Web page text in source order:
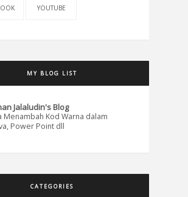
YOUTUBE
MY BLOG LIST
Jalaludin's Blog
Menambah Kod Warna dalam
Power Point dll
CATEGORIES